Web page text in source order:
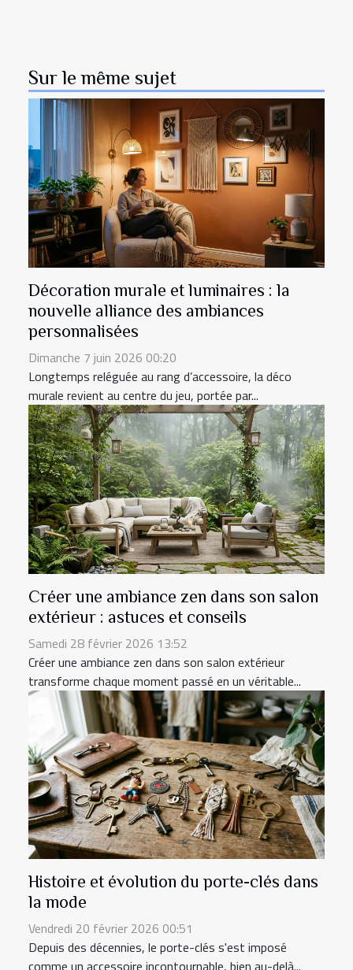
Sur le même sujet
Décoration murale et luminaires : la
nouvelle alliance des ambiances
personnalisées
Dimanche 7 juin 2026 00:20
Longtemps reléguée au rang d’accessoire, la déco
murale revient au centre du jeu, portée par...
Créer une ambiance zen dans son salon
extérieur : astuces et conseils
Samedi 28 février 2026 13:52
Créer une ambiance zen dans son salon extérieur
transforme chaque moment passé en un véritable...
Histoire et évolution du porte-clés dans
la mode
Vendredi 20 février 2026 00:51
Depuis des décennies, le porte-clés s'est imposé